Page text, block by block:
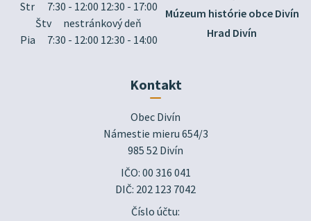
Str
7:30 - 12:00 12:30 - 17:00
Štv
nestránkový deň
Pia
7:30 - 12:00 12:30 - 14:00
Múzeum histórie obce Divín
Hrad Divín
Kontakt
Obec Divín
Námestie mieru 654/3
985 52 Divín
IČO: 00 316 041
DIČ: 202 123 7042
Číslo účtu: